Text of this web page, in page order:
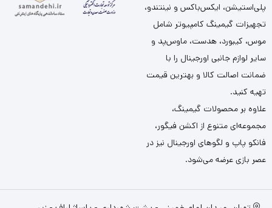
پلی‌استیشن، ایکس‌باکس و نینتندو،
تجهیزات گیمینگ کامپیوتر شامل
موس، کیبورد، هدست، ماوس‌پد و
سایر لوازم جانبی اورجینال را با
ضمانت اصالت کالا و بهترین قیمت
تهیه کنید.
علاوه بر محصولات گیمینگ،
مجموعه‌ای متنوع از اکشن فیگور،
فانکو پاپ و لگوهای اورجینال نیز در
عصر بازی عرضه می‌شود.